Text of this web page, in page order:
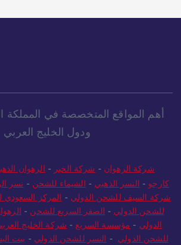
أهم المواقع المتخصصة في المملكة
ودول الخليج العربي
شركة الرهوان - شركة الخير - الرهوان
كارجو - النسر الذهبي - الشيماء للشحن - نسر
شركة السيف للشحن الدولي - المركز
للشحن الدولي - الصقر السريع للشحن -
الدولي - مؤسسة السريع - شركة الخليج
للشحن الدولي - النسر للشحن الدولي - بيت